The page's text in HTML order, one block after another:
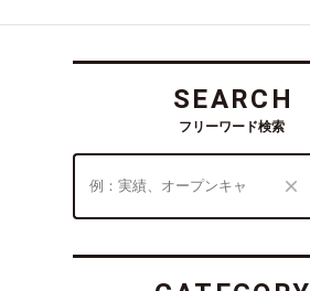
SEARCH
フリーワード検索